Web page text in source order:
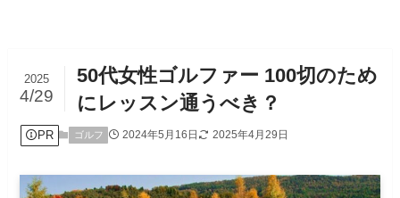
50代女性ゴルファー 100切のため
にレッスン通うべき？
2025
4/29
PR ゴルフ 2024年5月16日 2025年4月29日